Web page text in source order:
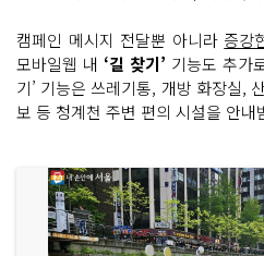
캠페인 메시지 전달뿐 아니라 증강
모바일웹 내 ‘길 찾기’ 기능도 추가
기’ 기능은 쓰레기통, 개방 화장실,
보 등 청계천 주변 편의 시설을 안내